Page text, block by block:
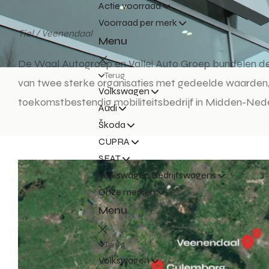
Actie voorraad
Voorraad per merk
Menu
Terug
Volkswagen
Audi
Škoda
CUPRA
SEAT
Volkswagen Bedrijfswagens
Onze merken
Menu
Terug
Volkswagen
Tiel / Veenendaal
De Waal Autogroep en Vallei Auto Groep bundelen
van twee sterke organisaties met gedeelde
toekomstbestendig mobiliteitsbedrijf in Midden-